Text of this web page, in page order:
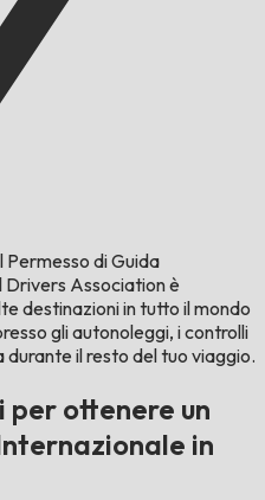
Permesso di Guida
Association è
destinazioni in tutto il mondo
gli autonoleggi, i controlli
durante il resto del tuo viaggio.
per ottenere un
in